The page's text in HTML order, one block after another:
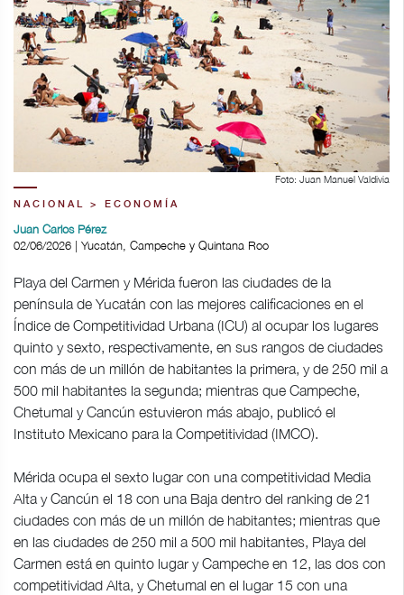
Foto: Juan Manuel Valdivia
NACIONAL > ECONOMÍA
Juan Carlos Pérez
02/06/2026 | Yucatán, Campeche y Quintana Roo
Playa del Carmen y Mérida fueron las ciudades de la
península de Yucatán con las mejores calificaciones en el
Índice de Competitividad Urbana (ICU) al ocupar los lugares
quinto y sexto, respectivamente, en sus rangos de ciudades
con más de un millón de habitantes la primera, y de 250 mil a
500 mil habitantes la segunda; mientras que Campeche,
Chetumal y Cancún estuvieron más abajo, publicó el
Instituto Mexicano para la Competitividad (IMCO).
Mérida ocupa el sexto lugar con una competitividad Media
Alta y Cancún el 18 con una Baja dentro del ranking de 21
ciudades con más de un millón de habitantes; mientras que
en las ciudades de 250 mil a 500 mil habitantes, Playa del
Carmen está en quinto lugar y Campeche en 12, las dos con
competitividad Alta, y Chetumal en el lugar 15 con una